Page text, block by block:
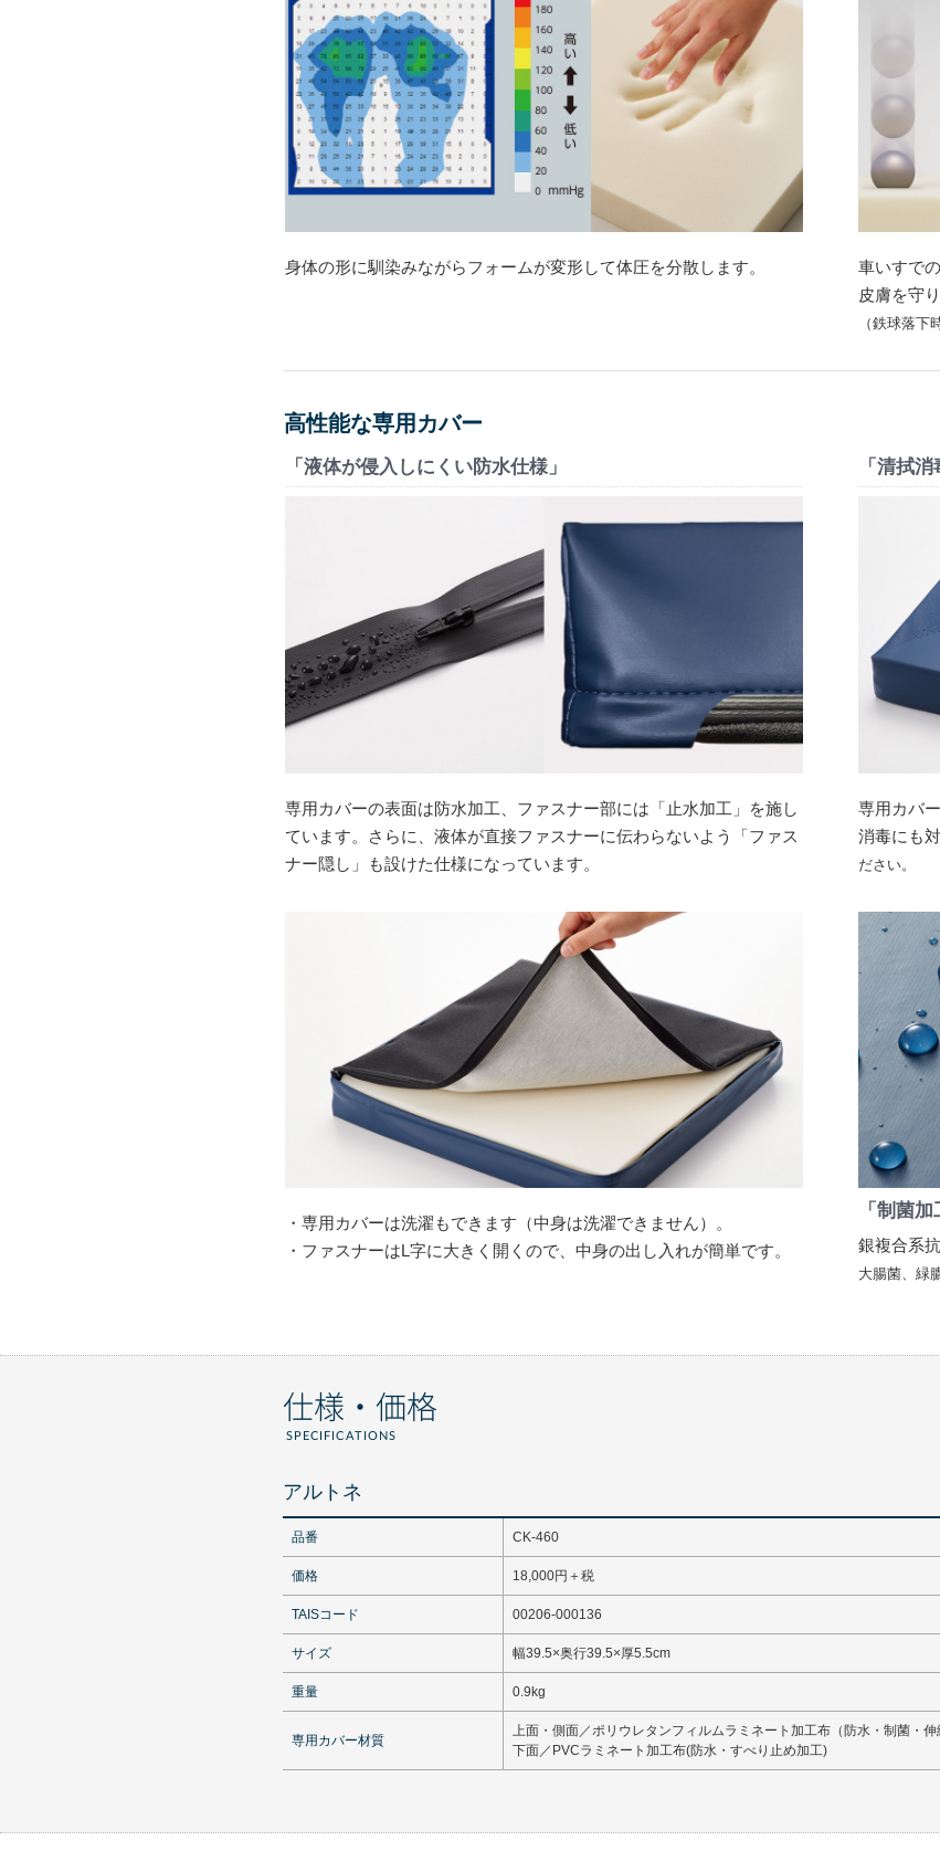
身体の形に馴染みながらフォームが変形して体圧を分散します。
車いすで
皮膚を守
（鉄球落下
高性能な専用カバー
「液体が侵入しにくい防水仕様」
専用カバーの表面は防水加工、ファスナー部には「止水加工」を施し
ています。さらに、液体が直接ファスナーに伝わらないよう「ファス
ナー隠し」も設けた仕様になっています。
「清拭
専用カバ
消毒にも
ださい。
・専用カバーは洗濯もできます（中身は洗濯できません）。
・ファスナーはL字に大きく開くので、中身の出し入れが簡単です。
「制菌加
銀複合系
大腸菌、緑
仕様・価格
SPECIFICATIONS
アルトネ
品番 CK-460
価格 18,000円＋税
TAISコード 00206-000136
サイズ 幅39.5×奥行39.5×厚5.5cm
重量 0.9kg
専用カバー材質
上面・側面／ポリウレタンフィルムラミネート加工布（防水・制菌・伸
下面／PVCラミネート加工布(防水・すべり止め加工)